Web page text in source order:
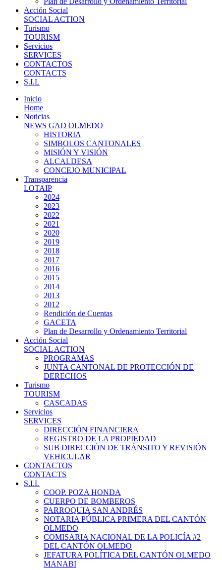
Acción Social
SOCIAL ACTION
Turismo
TOURISM
Servicios
SERVICES
CONTACTOS
CONTACTS
S.I.L
Inicio
Home
Noticias
NEWS GAD OLMEDO
HISTORIA
SIMBOLOS CANTONALES
MISIÓN Y VISIÓN
ALCALDESA
CONCEJO MUNICIPAL
Transparencia
LOTAIP
2024
2023
2022
2021
2020
2019
2018
2017
2016
2015
2014
2013
2012
Rendición de Cuentas
GACETA
Plan de Desarrollo y Ordenamiento Territorial
Acción Social
SOCIAL ACTION
PROGRAMAS
JUNTA CANTONAL DE PROTECCIÓN DE
DERECHOS
Turismo
TOURISM
CASCADAS
Servicios
SERVICES
DIRECCIÓN FINANCIERA
REGISTRO DE LA PROPIEDAD
SUB DIRECCIÓN DE TRÁNSITO Y REVISIÓN
VEHICULAR
CONTACTOS
CONTACTS
S.I.L
COOP. POZA HONDA
CUERPO DE BOMBEROS
PARROQUIA SAN ANDRÉS
NOTARIA PÚBLICA PRIMERA DEL CANTÓN
OLMEDO
COMISARIA NACIONAL DE LA POLICÍA #2
DEL CANTÓN OLMEDO
JEFATURA POLÍTICA DEL CANTÓN OLMEDO
MANABI